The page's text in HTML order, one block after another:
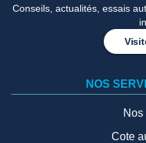
Conseils, actualités, essais
NOS
Cote